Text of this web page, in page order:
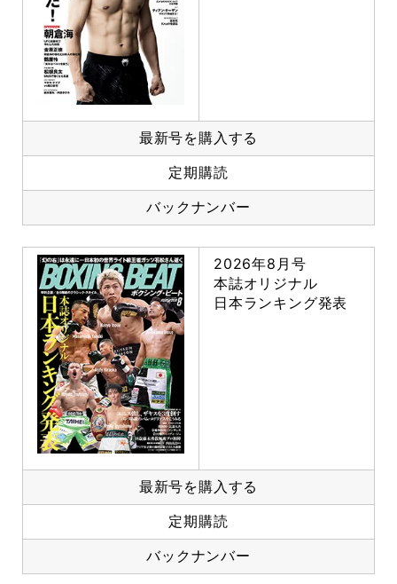
最新号を購入する
定期購読
バックナンバー
2026年8月号
本誌オリジナル
日本ランキング発表
最新号を購入する
定期購読
バックナンバー